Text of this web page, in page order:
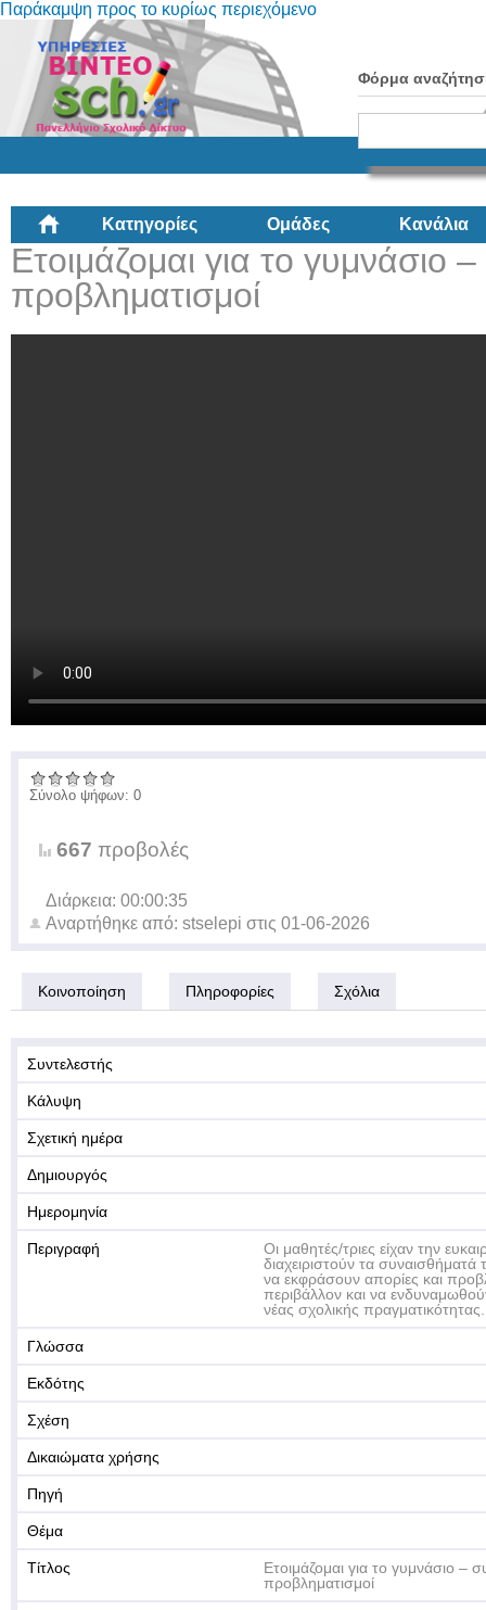
Παράκαμψη προς το κυρίως περιεχόμενο
Φόρμα
Κατηγορίες Ομάδες Κανάλια
Ετοιμάζομαι για το γυμνάσιο
προβληματισμοί
Σύνολο ψήφων: 0
667 προβολές
Διάρκεια: 00:00:35
Αναρτήθηκε από: stselepi στις 01-06-2026
Κοινοποίηση Πληροφορίες Σχόλια
Συντελεστής
Κάλυψη
Σχετική ημέρα
Δημιουργός
Ημερομηνία
Περιγραφή
Οι μαθητές/τριες είχαν την
διαχειριστούν τα
να εκφράσουν απορίες και
περιβάλλον και να
νέας σχολικής πραγματικότητας.
Γλώσσα
Εκδότης
Σχέση
Δικαιώματα χρήσης
Πηγή
Θέμα
Τίτλος
Ετοιμάζομαι για το γυμνάσιο –
προβληματισμοί